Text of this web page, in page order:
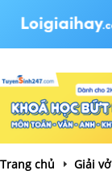
Trang chủ Giải